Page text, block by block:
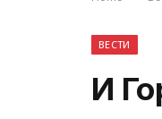
ВЕСТИ
И